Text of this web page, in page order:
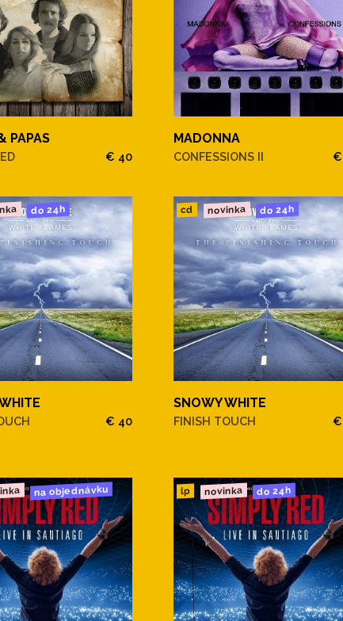
PAPAS
€ 40
MADONNA
CONFESSIONS II €
do 24h
€ 40
cd novinka do 24h
SNOWY WHITE
FINISH TOUCH €
na objednávku lp novinka do 24h